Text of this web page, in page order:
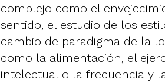
complejo como el
sentido, el estudio de los
cambio de paradigma de la
como la alimentación, el
intelectual o la frecuencia y